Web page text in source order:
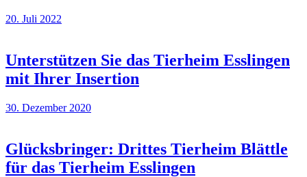
20. Juli 2022
Unterstützen Sie das Tierheim Esslingen
mit Ihrer Insertion
30. Dezember 2020
Glücksbringer: Drittes Tierheim Blättle
für das Tierheim Esslingen